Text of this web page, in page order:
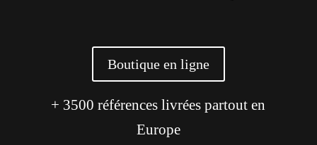
Boutique en ligne
+ 3500 références livrées partout en
Europe